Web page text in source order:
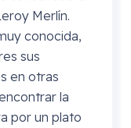
Merlín.
conocida,
sus
en otras
la
por un plato